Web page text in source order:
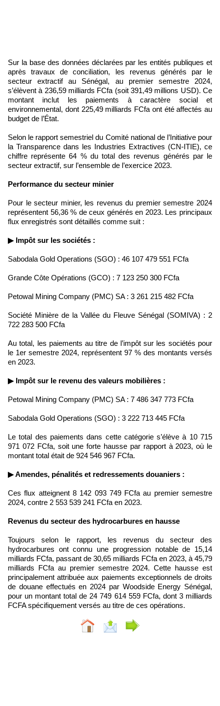
Sur la base des données déclarées par les entités publiques et
après travaux de conciliation, les revenus générés par le
secteur extractif au Sénégal, au premier semestre 2024,
s’élèvent à 236,59 milliards FCfa (soit 391,49 millions USD). Ce
montant inclut les paiements à caractère social et
environnemental, dont 225,49 milliards FCfa ont été affectés au
budget de l’État.
Selon le rapport semestriel du Comité national de l’Initiative pour
la Transparence dans les Industries Extractives (CN-ITIE), ce
chiffre représente 64 % du total des revenus générés par le
secteur extractif, sur l’ensemble de l’exercice 2023.
Performance du secteur minier
Pour le secteur minier, les revenus du premier semestre 2024
représentent 56,36 % de ceux générés en 2023. Les principaux
flux enregistrés sont détaillés comme suit :
▶ Impôt sur les sociétés :
Sabodala Gold Operations (SGO) : 46 107 479 551 FCfa
Grande Côte Opérations (GCO) : 7 123 250 300 FCfa
Petowal Mining Company (PMC) SA : 3 261 215 482 FCfa
Société Minière de la Vallée du Fleuve Sénégal (SOMIVA) : 2
722 283 500 FCfa
Au total, les paiements au titre de l’impôt sur les sociétés pour
le 1er semestre 2024, représentent 97 % des montants versés
en 2023.
▶ Impôt sur le revenu des valeurs mobilières :
Petowal Mining Company (PMC) SA : 7 486 347 773 FCfa
Sabodala Gold Operations (SGO) : 3 222 713 445 FCfa
Le total des paiements dans cette catégorie s’élève à 10 715
971 072 FCfa, soit une forte hausse par rapport à 2023, où le
montant total était de 924 546 967 FCfa.
▶ Amendes, pénalités et redressements douaniers :
Ces flux atteignent 8 142 093 749 FCfa au premier semestre
2024, contre 2 553 539 241 FCfa en 2023.
Revenus du secteur des hydrocarbures en hausse
Toujours selon le rapport, les revenus du secteur des
hydrocarbures ont connu une progression notable de 15,14
milliards FCfa, passant de 30,65 milliards FCfa en 2023, à 45,79
milliards FCfa au premier semestre 2024. Cette hausse est
principalement attribuée aux paiements exceptionnels de droits
de douane effectués en 2024 par Woodside Energy Sénégal,
pour un montant total de 24 749 614 559 FCfa, dont 3 milliards
FCFA spécifiquement versés au titre de ces opérations.